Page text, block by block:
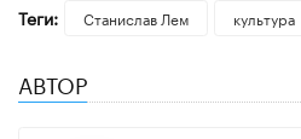
Теги: ​Станислав Лем культура
АВТОР